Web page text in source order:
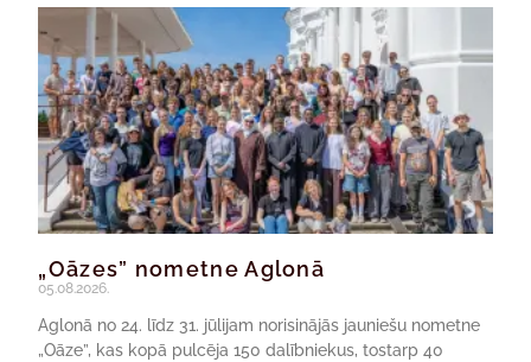
„Oāzes” nometne Aglonā
05.08.2026.
Aglonā no 24. līdz 31. jūlijam norisinājās jauniešu nometne
„Oāze”, kas kopā pulcēja 150 dalībniekus, tostarp 40